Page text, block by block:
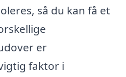
så du kan få et
er
faktor i